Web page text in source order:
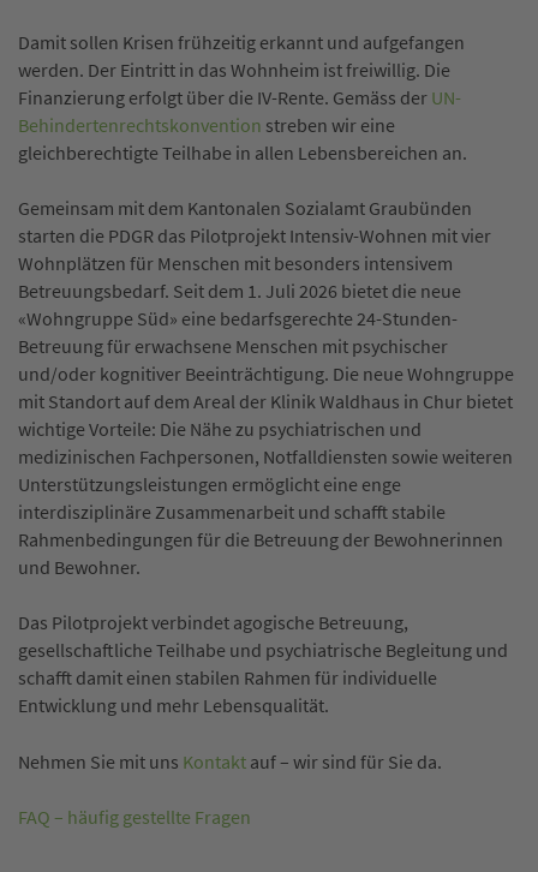
Damit sollen Krisen frühzeitig erkannt und aufgefangen
werden. Der Eintritt in das Wohnheim ist freiwillig. Die
Finanzierung erfolgt über die IV-Rente. Gemäss der UN-
Behindertenrechtskonvention streben wir eine
gleichberechtigte Teilhabe in allen Lebensbereichen an.
Gemeinsam mit dem Kantonalen Sozialamt Graubünden
starten die PDGR das Pilotprojekt Intensiv-Wohnen mit vier
Wohnplätzen für Menschen mit besonders intensivem
Betreuungsbedarf. Seit dem 1. Juli 2026 bietet die neue
«Wohngruppe Süd» eine bedarfsgerechte 24-Stunden-
Betreuung für erwachsene Menschen mit psychischer
und/oder kognitiver Beeinträchtigung. Die neue Wohngruppe
mit Standort auf dem Areal der Klinik Waldhaus in Chur bietet
wichtige Vorteile: Die Nähe zu psychiatrischen und
medizinischen Fachpersonen, Notfalldiensten sowie weiteren
Unterstützungsleistungen ermöglicht eine enge
interdisziplinäre Zusammenarbeit und schafft stabile
Rahmenbedingungen für die Betreuung der Bewohnerinnen
und Bewohner.
Das Pilotprojekt verbindet agogische Betreuung,
gesellschaftliche Teilhabe und psychiatrische Begleitung und
schafft damit einen stabilen Rahmen für individuelle
Entwicklung und mehr Lebensqualität.
Nehmen Sie mit uns Kontakt auf – wir sind für Sie da.
FAQ – häufig gestellte Fragen